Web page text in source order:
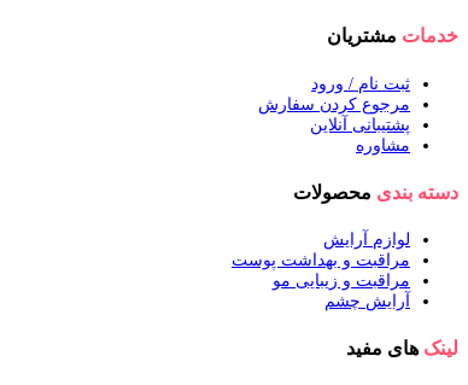
خدمات مشتریان
ثبت نام / ورود
مرجوع کردن سفارش
پشتیبانی آنلاین
مشاوره
دسته بندی محصولات
لوازم آرایش
مراقبت و بهداشت پوست
مراقبت و زیبایی مو
آرایش چشم
لینک های مفید